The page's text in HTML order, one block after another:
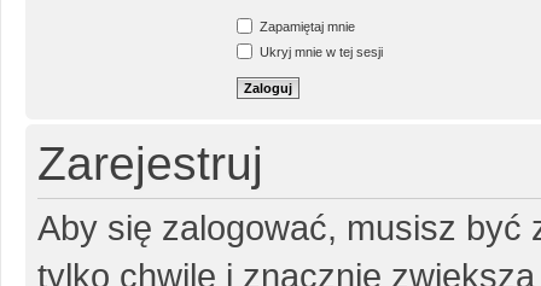
Zapamiętaj mnie
Ukryj mnie w tej sesji
Zarejestruj
Aby się zalogować, musisz być
tylko chwilę i znacznie